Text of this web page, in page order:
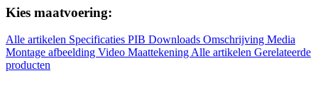
Kies maatvoering:
Alle artikelen Specificaties PIB Downloads Omschrijving Media
Montage afbeelding Video MaattekeningAlle artikelen Gerelateerde
producten